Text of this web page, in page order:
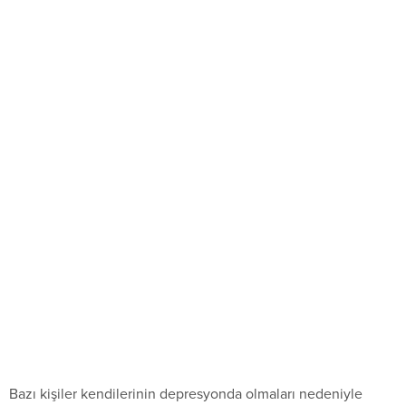
Bazı kişiler kendilerinin depresyonda olmaları nedeniyle